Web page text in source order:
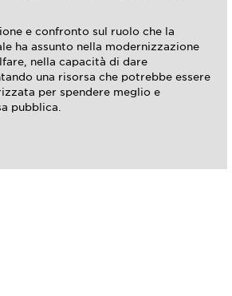
e confronto sul ruolo che la
ha assunto nella modernizzazione
nella capacità di dare
una risorsa che potrebbe essere
per spendere meglio e
pubblica.